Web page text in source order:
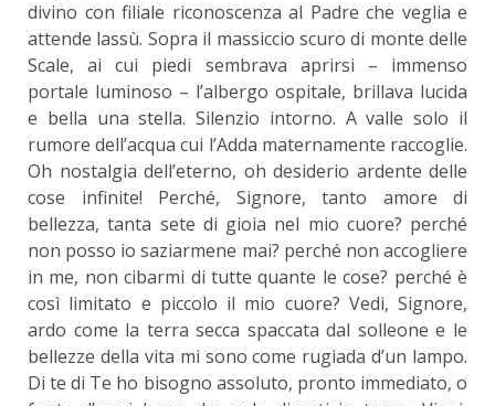
divino con filiale riconoscenza al Padre che veglia e
attende lassù. Sopra il massiccio scuro di monte delle
Scale, ai cui piedi sembrava aprirsi – immenso
portale luminoso – l’albergo ospitale, brillava lucida
e bella una stella. Silenzio intorno. A valle solo il
rumore dell’acqua cui l’Adda maternamente raccoglie.
Oh nostalgia dell’eterno, oh desiderio ardente delle
cose infinite! Perché, Signore, tanto amore di
bellezza, tanta sete di gioia nel mio cuore? perché
non posso io saziarmene mai? perché non accogliere
in me, non cibarmi di tutte quante le cose? perché è
così limitato e piccolo il mio cuore? Vedi, Signore,
ardo come la terra secca spaccata dal solleone e le
bellezze della vita mi sono come rugiada d’un lampo.
Di te di Te ho bisogno assoluto, pronto immediato, o